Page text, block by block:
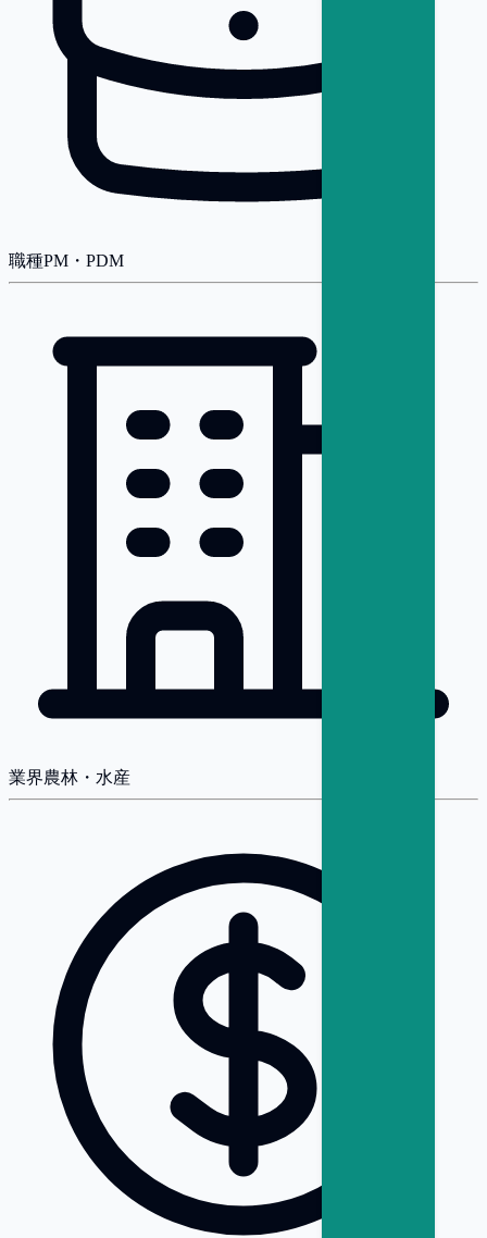
職種PM・PDM
業界農林・水産